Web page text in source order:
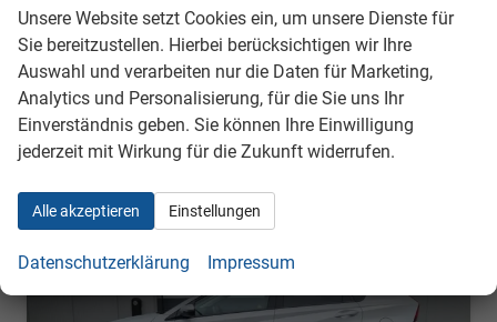
22.250,– €
inkl. 19% MwSt.
Details
Verbrauch kombiniert:5,80 l/100km
2
CO -Emissionen:132,00 g/km
Unsere Website setzt Cookies ein, um unsere Dienste für
Sie bereitzustellen. Hierbei berücksichtigen wir Ihre
Auswahl und verarbeiten nur die Daten für Marketing,
Analytics und Personalisierung, für die Sie uns Ihr
Einverständnis geben. Sie können Ihre Einwilligung
jederzeit mit Wirkung für die Zukunft widerrufen.
Alle akzeptieren Einstellungen
Datenschutzerklärung Impressum